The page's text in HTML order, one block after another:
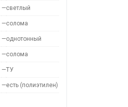
—светлый
—солома
—однотонный
—солома
—ТУ
—есть (полиэтилен)